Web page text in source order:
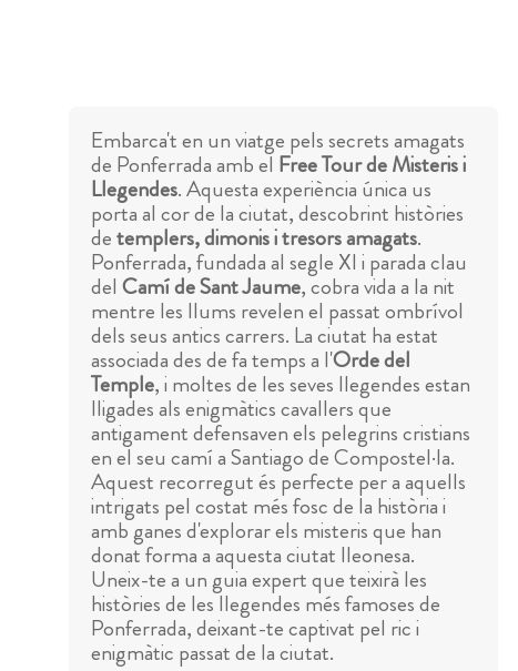
Embarca't en un viatge pels secrets amagats
de Ponferrada amb el Free Tour de Misteris i
Llegendes. Aquesta experiència única us
porta al cor de la ciutat, descobrint històries
detemplers, dimonis i tresors amagats.
Ponferrada, fundada al segle XI i parada clau
del Camí de Sant Jaume, cobra vida a la nit
mentre les llums revelen el passat ombrívol
dels seus antics carrers. La ciutat ha estat
associada des de fa temps a l'Orde del
Temple, i moltes de les seves llegendes estan
lligades als enigmàtics cavallers que
antigament defensaven els pelegrins cristians
en el seu camí a Santiago de Compostel·la.
Aquest recorregut és perfecte per a aquells
intrigats pel costat més fosc de la història i
amb ganes d'explorar els misteris que han
donat forma a aquesta ciutat lleonesa.
Uneix-te a un guia expert que teixirà les
històries de les llegendes més famoses de
Ponferrada, deixant-te captivat pel ric i
enigmàtic passat de la ciutat.